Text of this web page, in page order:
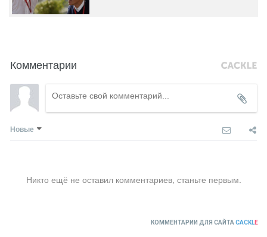
Комментарии
Новые
Никто ещё не оставил комментариев, станьте первым.
КОММЕНТАРИИ ДЛЯ САЙТА CACKLE